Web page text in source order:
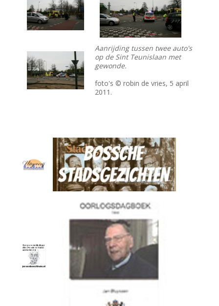
Aanrijding tussen twee auto's
op de Sint Teunislaan met
gewonde.
foto's © robin de vries, 5 april
2011.